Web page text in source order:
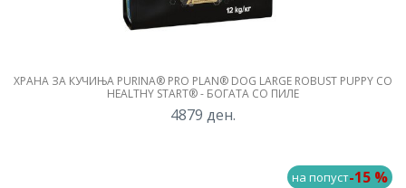
ХРАНА ЗА КУЧИЊА PURINA® PRO PLAN® DOG LARGE ROBUST PUPPY СО
HEALTHY START® - БОГАТА СО ПИЛЕ
4879 ден.
на попуст-15 %